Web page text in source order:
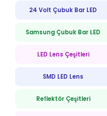
24 Volt Çubuk Bar LED
Samsung Çubuk Bar LED
LED Lens Çeşitleri
SMD LED Lens
Reflektör Çeşitleri